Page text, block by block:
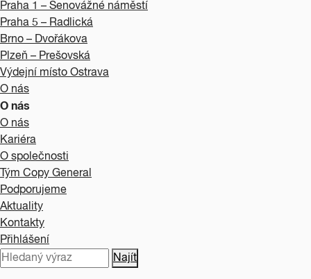
Praha 1 – Senovážné náměstí
Praha 5 – Radlická
Brno – Dvořákova
Plzeň – Prešovská
Výdejní místo Ostrava
O nás
O nás
O nás
Kariéra
O společnosti
Tým Copy General
Podporujeme
Aktuality
Kontakty
Přihlášení
Najít